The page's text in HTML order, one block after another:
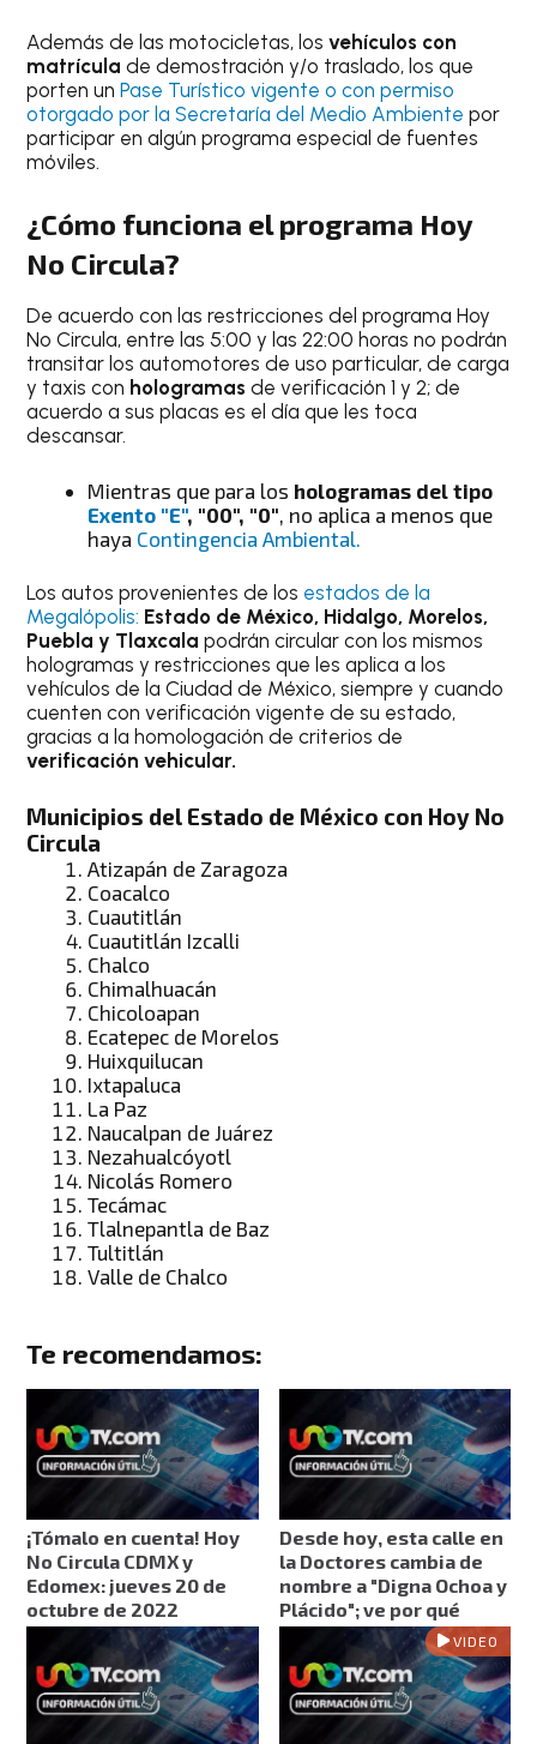
Además de las motocicletas, losvehículos con
matrícula de demostración y/o traslado, los que
porten unPase Turístico vigente o con permiso
otorgado por la Secretaría del Medio Ambiente por
participar en algún programa especial de fuentes
móviles.
¿Cómo funciona el programa Hoy
No Circula?
De acuerdo con las restricciones del programa Hoy
No Circula, entre las 5:00 y las 22:00 horas no podrán
transitar los automotores de uso particular, de carga
y taxis con hologramasde verificación 1 y 2; de
acuerdo a sus placas es el día que les toca
descansar.
Mientras que para los hologramas del tipo
Exento "E", "00", "0" , no aplica a menos que
haya Contingencia Ambiental.
Los autos provenientes de los estados de la
Megalópolis: Estado de México, Hidalgo, Morelos,
Puebla y Tlaxcala podrán circular con los mismos
hologramas y restricciones que les aplica a los
vehículos de la Ciudad de México, siempre y cuando
cuenten con verificación vigente de su estado,
gracias a la homologación de criterios de
verificación vehicular.
Municipios del Estado de México con Hoy No
Circula
Atizapán de Zaragoza
Coacalco
Cuautitlán
Cuautitlán Izcalli
Chalco
Chimalhuacán
Chicoloapan
Ecatepec de Morelos
Huixquilucan
Ixtapaluca
La Paz
Naucalpan de Juárez
Nezahualcóyotl
Nicolás Romero
Tecámac
Tlalnepantla de Baz
Tultitlán
Valle de Chalco
Te recomendamos:
¡Tómalo en cuenta! Hoy
No Circula CDMX y
Edomex: jueves 20 de
octubre de 2022
Desde hoy, esta calle en
la Doctores cambia de
nombre a "Digna Ochoa y
Plácido"; ve por qué
VIDEO